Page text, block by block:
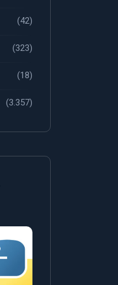
(42)
(323)
(18)
(3.357)